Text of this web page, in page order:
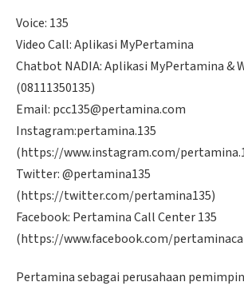
Voice: 135
Video Call: Aplikasi MyPertamina
Chatbot NADIA: Aplikasi MyPertamina &
(08111350135)
Email: pcc135@pertamina.com
Instagram:pertamina.135
(https://www.instagram.com/
Twitter: @pertamina135
(https://twitter.com/pertamina135)
Facebook: Pertamina Call Center 135
(https://www.facebook.com/
Pertamina sebagai perusahaan